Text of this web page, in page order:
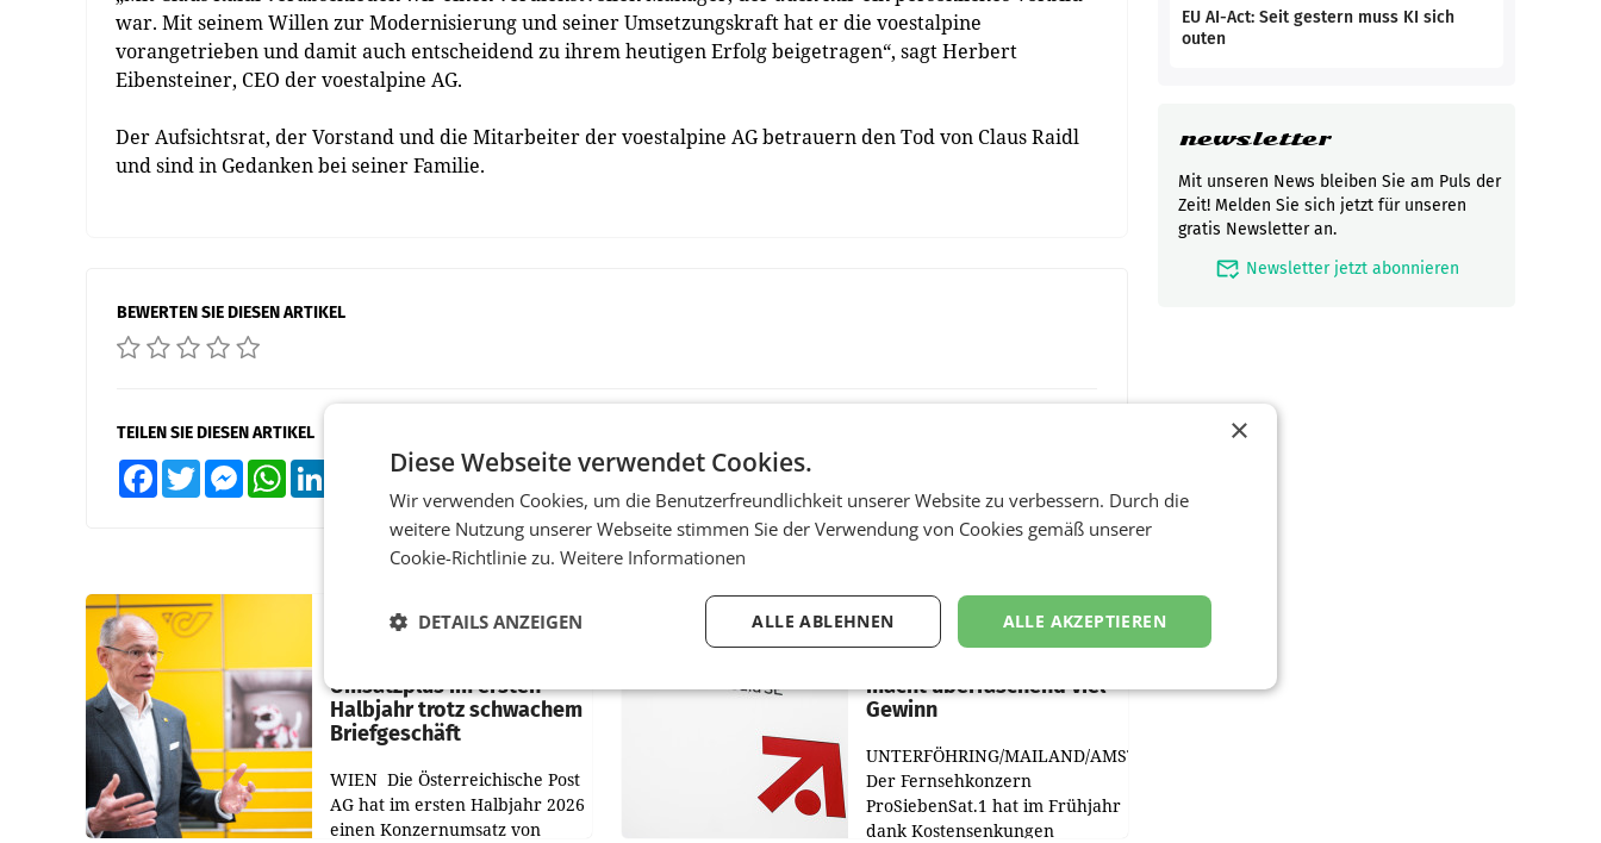
war. Mit seinem Willen zur Modernisierung und seiner Umsetzungskraft hat er die voestalpine
vorangetrieben und damit auch entscheidend zu ihrem heutigen Erfolg beigetragen“, sagt Herbert
Eibensteiner, CEO der voestalpine AG.
Der Aufsichtsrat, der Vorstand und die Mitarbeiter der voestalpine AG betrauern den Tod von Claus Raidl
und sind in Gedanken bei seiner Familie.
BEWERTEN SIE DIESEN ARTIKEL
TEILEN SIE DIESEN ARTIKEL
FacebookTwitter MessengerWhatsApp XING Teilen
PRIMENEWS
Umsatzplus im ersten
Halbjahr trotz schwachem
Briefgeschäft
WIEN Die Österreichische Post
AG hat im ersten Halbjahr 2026
einen Konzernumsatz von
MARKETING & MEDIA
macht überraschend viel
Gewinn
UNTERFÖHRING/MAILAND/AMSTERDAM.
Der Fernsehkonzern
ProSiebenSat.1 hat im Frühjahr
dank Kostensenkungen
EU AI-Act: Seit gestern muss KI sich
outen
newsletter
Mit unseren News bleiben Sie am Puls der
Zeit! Melden Sie sich jetzt für unseren
gratis Newsletter an.
mark_email_read Newsletter jetzt abonnieren
×
Diese Webseite verwendet Cookies.
Wir verwenden Cookies, um die Benutzerfreundlichkeit unserer Website zu verbessern. Durch die
weitere Nutzung unserer Webseite stimmen Sie der Verwendung von Cookies gemäß unserer
Cookie-Richtlinie zu. Weitere Informationen
ALLE AKZEPTIEREN
ALLE ABLEHNEN
DETAILS ANZEIGEN